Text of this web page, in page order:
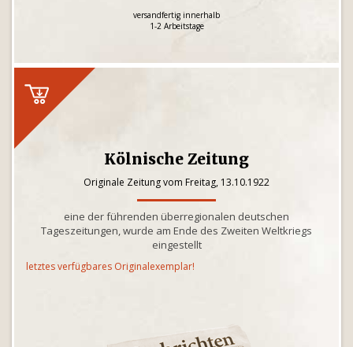
versandfertig innerhalb
1-2 Arbeitstage
Kölnische Zeitung
Originale Zeitung vom Freitag, 13.10.1922
eine der führenden überregionalen deutschen
Tageszeitungen, wurde am Ende des Zweiten Weltkriegs
eingestellt
letztes verfügbares Originalexemplar!